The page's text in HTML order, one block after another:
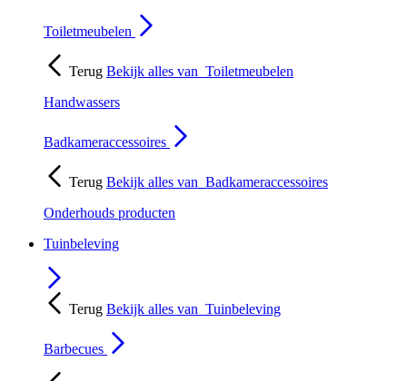
Toiletmeubelen
Terug Bekijk alles van Toiletmeubelen
Handwassers
Badkameraccessoires
Terug Bekijk alles van Badkameraccessoires
Onderhouds producten
Tuinbeleving
Terug Bekijk alles van Tuinbeleving
Barbecues